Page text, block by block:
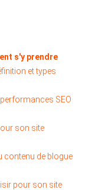
s'y prendre
et types
SEO
son site
contenu de blogue
pour son site